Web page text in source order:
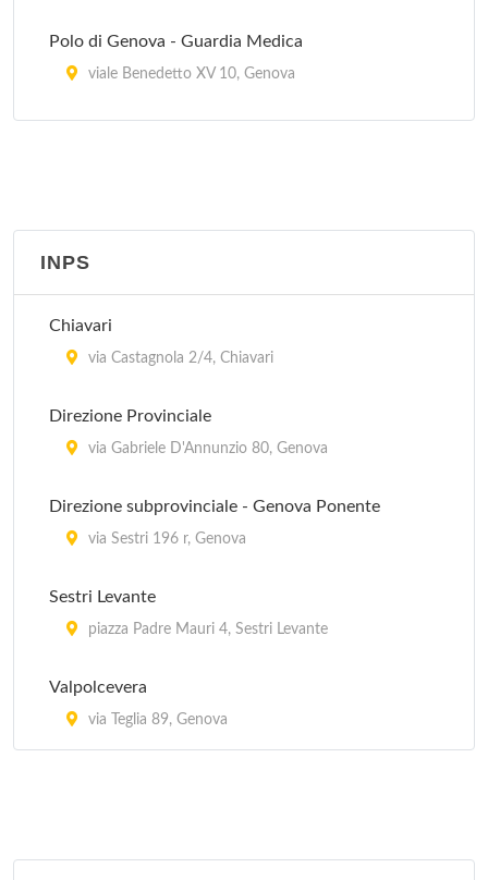
Polo di Genova - Guardia Medica
viale Benedetto XV 10, Genova
corso Italia 22, Ronco Scrivia
INPS
Chiavari
via Castagnola 2/4, Chiavari
Direzione Provinciale
via Gabriele D'Annunzio 80, Genova
Direzione subprovinciale - Genova Ponente
via Sestri 196 r, Genova
Sestri Levante
piazza Padre Mauri 4, Sestri Levante
Valpolcevera
via Teglia 89, Genova